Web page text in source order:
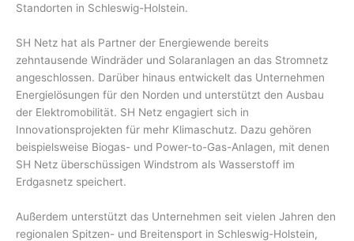
Standorten in Schleswig-Holstein.
SH Netz hat als Partner der Energiewende bereits
zehntausende Windräder und Solaranlagen an das Stromnetz
angeschlossen. Darüber hinaus entwickelt das Unternehmen
Energielösungen für den Norden und unterstützt den Ausbau
der Elektromobilität. SH Netz engagiert sich in
Innovationsprojekten für mehr Klimaschutz. Dazu gehören
beispielsweise Biogas- und Power-to-Gas-Anlagen, mit denen
SH Netz überschüssigen Windstrom als Wasserstoff im
Erdgasnetz speichert.
Außerdem unterstützt das Unternehmen seit vielen Jahren den
regionalen Spitzen- und Breitensport in Schleswig-Holstein,